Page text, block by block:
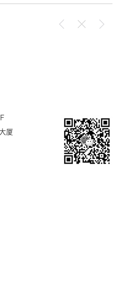
厦